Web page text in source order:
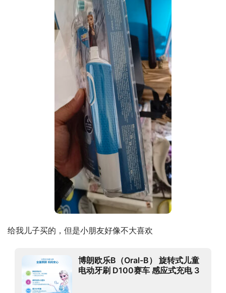
给我儿子买的，但是小朋友好像不大喜欢
博朗欧乐B（Oral-B） 旋转式儿童
电动牙刷 D100赛车 感应式充电 3